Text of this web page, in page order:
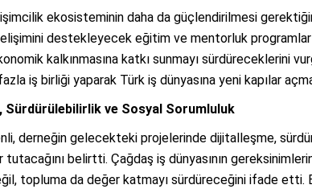
ekosisteminin daha da güçlendirilmesi
destekleyecek eğitim ve mentorluk
kalkınmasına katkı sunmayı sürdüreceklerini
iş birliği yaparak Türk iş dünyasına yeni kapılar
Sürdürülebilirlik ve Sosyal Sorumluluk
derneğin gelecekteki projelerinde dijitalleşme,
belirtti. Çağdaş iş dünyasının
topluma da değer katmayı sürdüreceğini ifade